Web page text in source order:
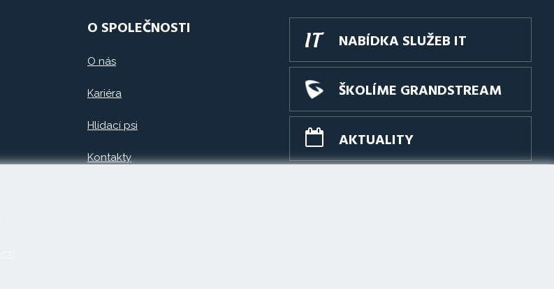
O SPOLEČNOSTI
O nás
Kariéra
Hlídací psi
Kontakty
NABÍDKA SLUŽEB IT
ŠKOLÍME GRANDSTREAM
AKTUALITY